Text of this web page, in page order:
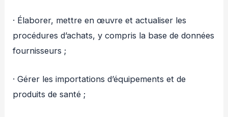
· Élaborer, mettre en œuvre et actualiser les
procédures d’achats, y compris la base de données
fournisseurs ;
· Gérer les importations d’équipements et de
produits de santé ;